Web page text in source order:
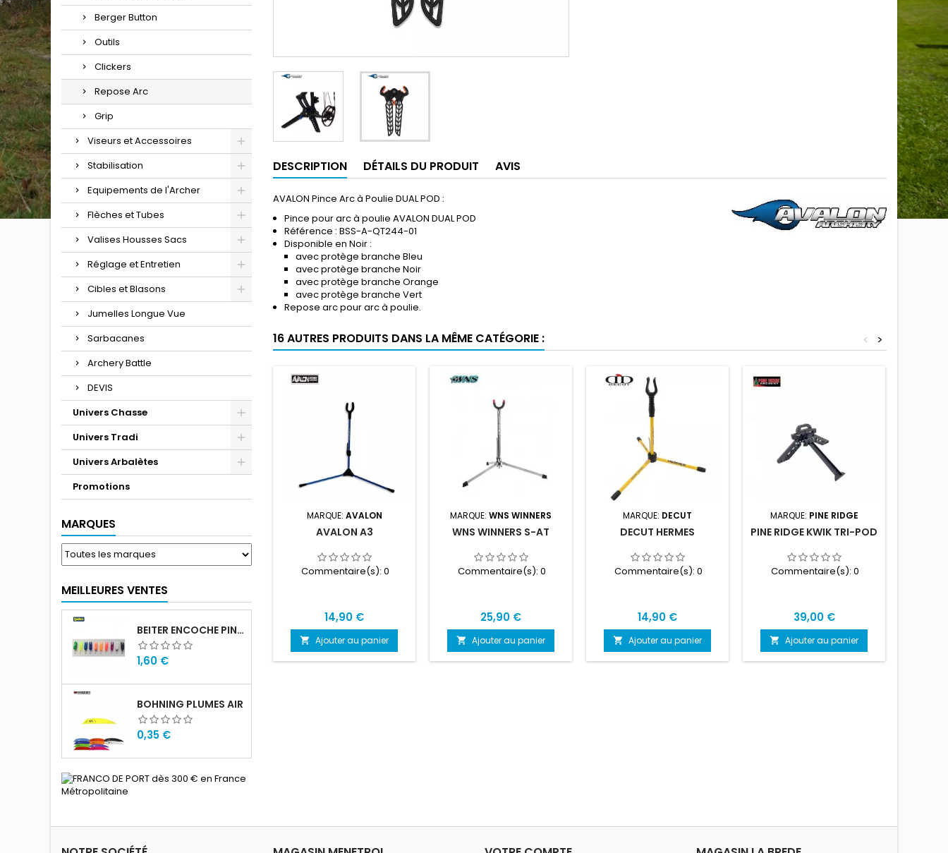
Berger Button
Outils
Clickers
Repose Arc
Grip
Viseurs et Accessoires
Stabilisation
Equipements de l'Archer
Flèches et Tubes
Valises Housses Sacs
Réglage et Entretien
Cibles et Blasons
Jumelles Longue Vue
Sarbacanes
Archery Battle
DEVIS
Univers Chasse
Univers Tradi
Univers Arbalètes
Promotions
MARQUES
MEILLEURES VENTES
BEITER ENCOCHE PIN SMALL
Prix
1,60 €
BOHNING PLUMES AIR
Prix
0,35 €
DESCRIPTION DÉTAILS DU PRODUIT AVIS
AVALON Pince Arc à Poulie DUAL POD :
Pince pour arc à poulie AVALON DUAL POD
Référence : BSS-A-QT244-01
Disponible en Noir :
avec protège branche Bleu
avec protège branche Noir
avec protège branche Orange
avec protège branche Vert
Repose arc pour arc à poulie.
16 AUTRES PRODUITS DANS LA MÊME CATÉGORIE : >
<
MARQUE: AVALON
AVALON A3
Commentaire(s): 0
Prix
14,90 €
 Ajouter au panier
MARQUE: WNS WINNERS
WNS WINNERS S-AT
Commentaire(s): 0
Prix
25,90 €
 Ajouter au panier
MARQUE: DECUT
DECUT HERMES
Commentaire(s): 0
Prix
14,90 €
 Ajouter au panier
MARQUE: PINE RIDGE
PINE RIDGE KWIK TRI-POD
Commentaire(s): 0
Prix
39,00 €
 Ajouter au panier